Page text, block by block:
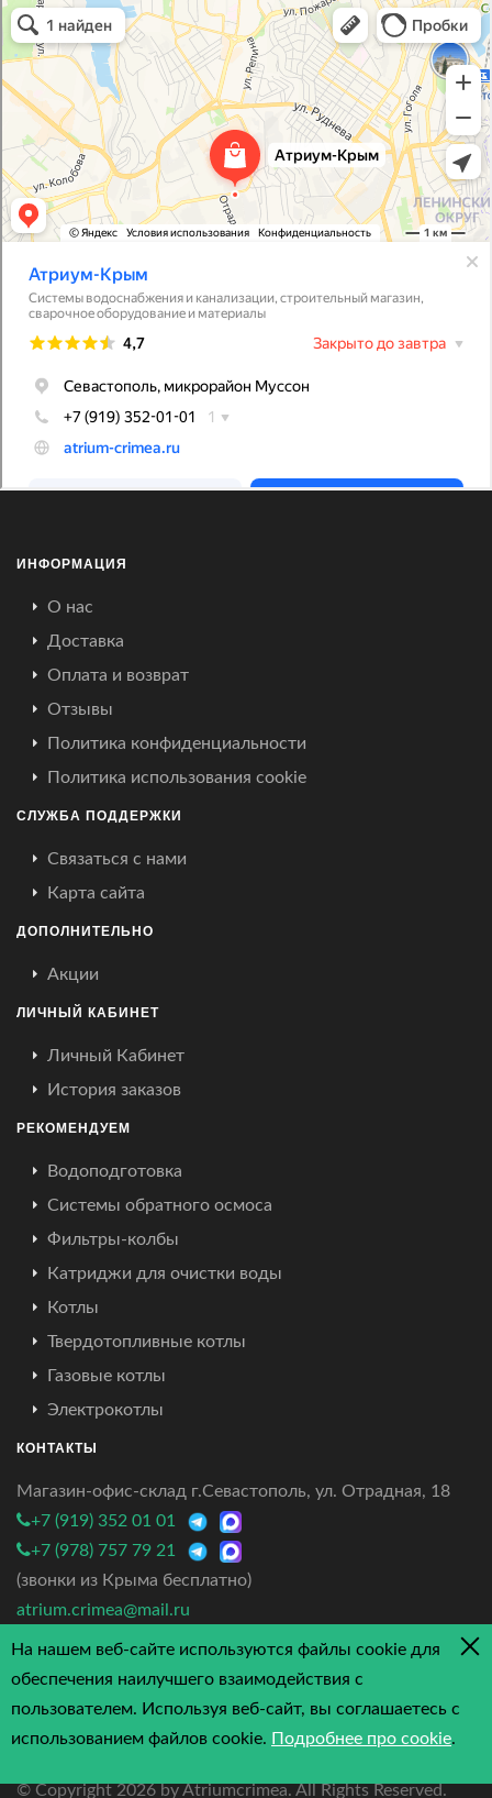
Атриум-Крым
Системы водоснабжения, отопления, канализации в Севастополе
Снабжение строительных объектов в Севастополе
ИНФОРМАЦИЯ
О нас
Доставка
Оплата и возврат
Отзывы
Политика конфиденциальности
Политика использования cookie
СЛУЖБА ПОДДЕРЖКИ
Связаться с нами
Карта сайта
ДОПОЛНИТЕЛЬНО
Акции
ЛИЧНЫЙ КАБИНЕТ
Личный Кабинет
История заказов
РЕКОМЕНДУЕМ
Водоподготовка
Системы обратного осмоса
Фильтры-колбы
Катриджи для очистки воды
Котлы
Твердотопливные котлы
Газовые котлы
Электрокотлы
КОНТАКТЫ
Магазин-офис-склад г.Севастополь, ул. Отрадная, 18
+7 (919) 352 01 01
+7 (978) 757 79 21
(звонки из Крыма бесплатно)
atrium.crimea@mail.ru
4.7/5 - 3 отзыва
© Copyright 2026 by Atriumcrimea. All Rights Reserved.
На нашем веб-сайте используются файлы cookie для
обеспечения наилучшего взаимодействия с
пользователем. Используя веб-сайт, вы соглашаетесь с
использованием файлов cookie. Подробнее про cookie.